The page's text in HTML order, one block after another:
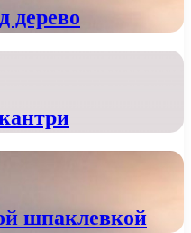
дерево
шпаклевкой